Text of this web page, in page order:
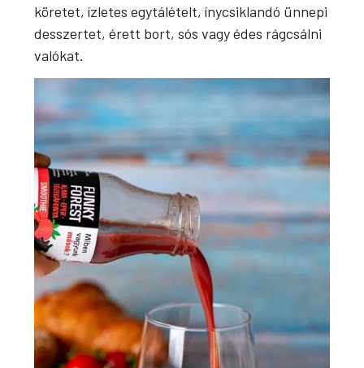
köretet, ízletes egytálételt, ínycsiklandó ünnepi
desszertet, érett bort, sós vagy édes rágcsálni
valókat.